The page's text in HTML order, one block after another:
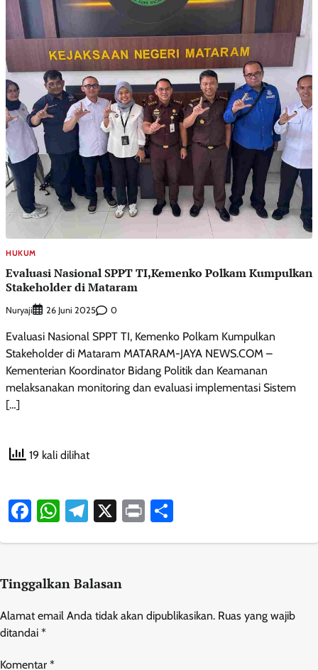
HUKUM
Evaluasi Nasional SPPT TI,Kemenko Polkam Kumpulkan
Stakeholder di Mataram
Nuryaji 26 Juni 2025 0
Evaluasi Nasional SPPT TI, Kemenko Polkam Kumpulkan
Stakeholder di Mataram MATARAM-JAYA NEWS.COM –
Kementerian Koordinator Bidang Politik dan Keamanan
melaksanakan monitoring dan evaluasi implementasi Sistem
[…]
19 kali dilihat
Facebook
WhatsApp
Telegram
X Print
Tinggalkan Balasan
Alamat email Anda tidak akan dipublikasikan. Ruas yang wajib
ditandai *
Komentar *